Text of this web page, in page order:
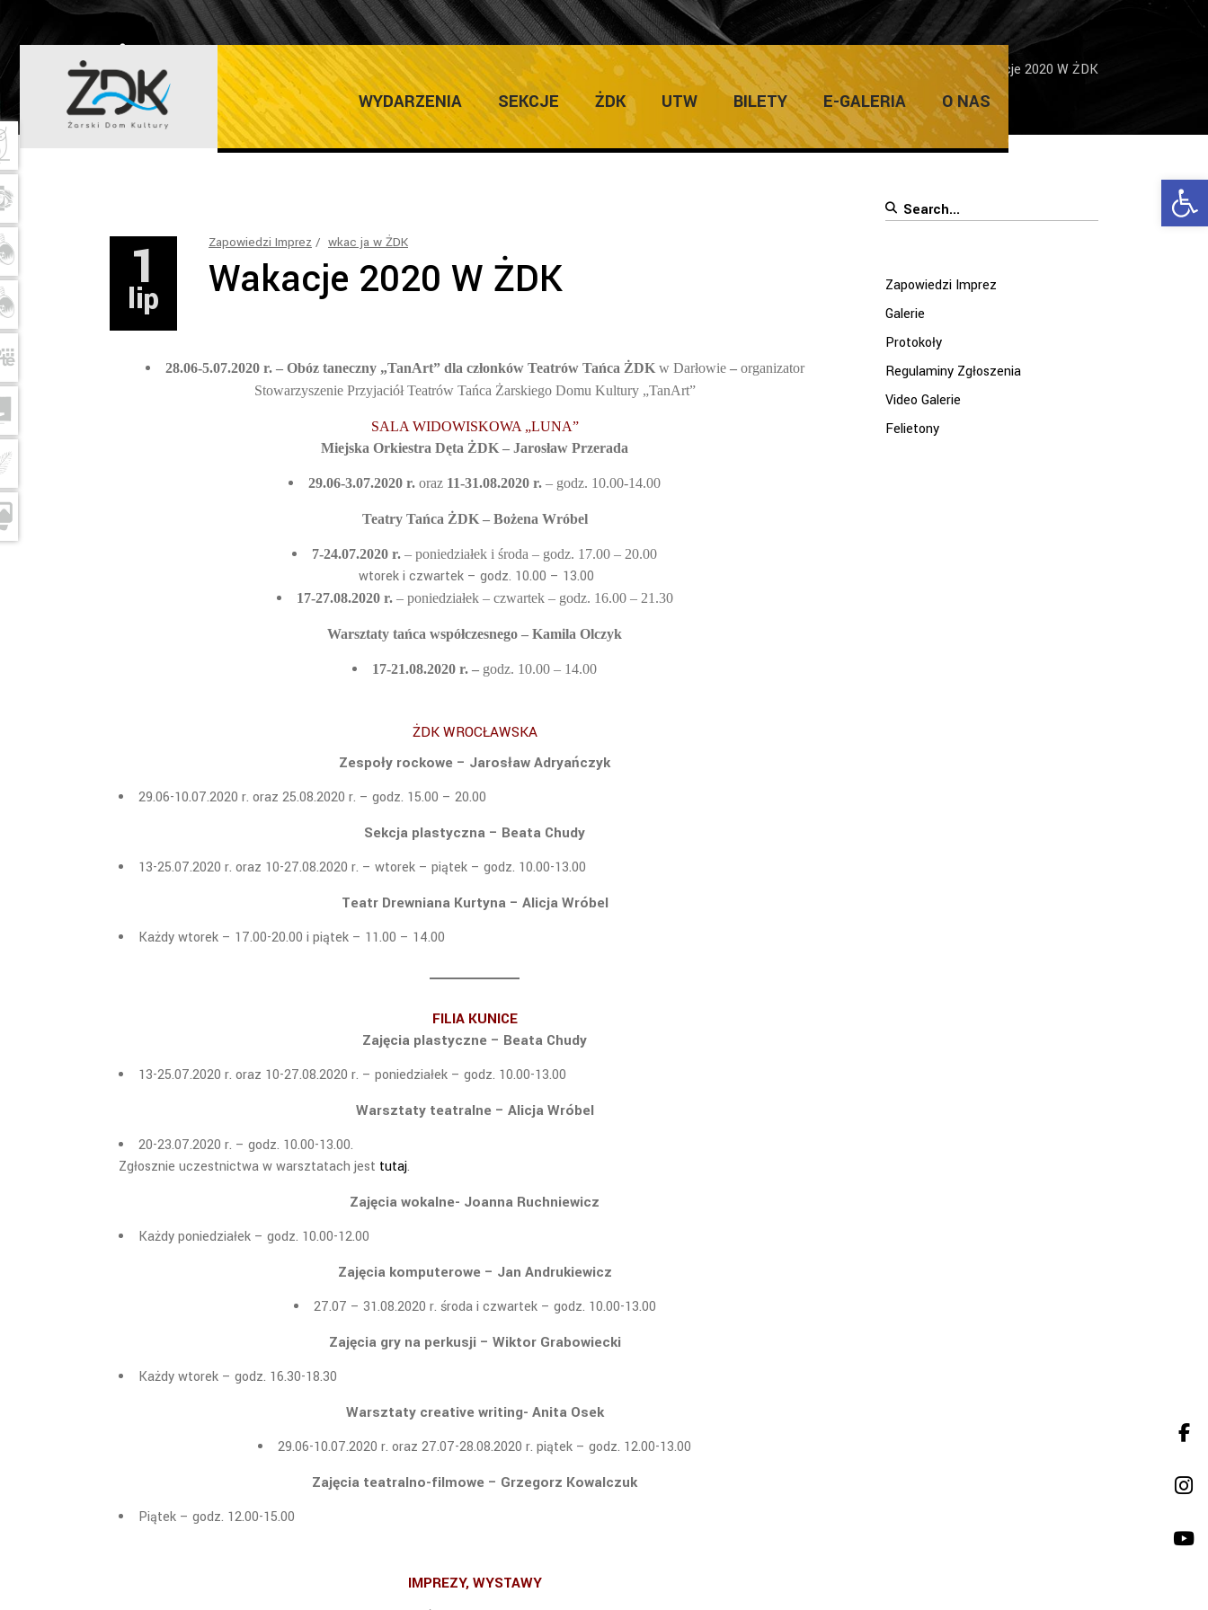
WYDARZENIA SEKCJE ŻDK UTW BILETY E-GALERIA O NAS
ŻARSKI DOM KULTURY Home/ Zapowiedzi Imprez/Wakacje 2020 W ŻDK
1
lip
Zapowiedzi Imprez wkac ja w ŻDK
Wakacje 2020 W ŻDK
28.06-5.07.2020 r. – Obóz taneczny „TanArt” dla członków Teatrów Tańca ŻDK w Darłowie – organizator
Stowarzyszenie Przyjaciół Teatrów Tańca Żarskiego Domu Kultury „TanArt”
SALA WIDOWISKOWA „LUNA”
Miejska Orkiestra Dęta ŻDK – Jarosław Przerada
29.06-3.07.2020 r. oraz 11-31.08.2020 r. – godz. 10.00-14.00
Teatry Tańca ŻDK – Bożena Wróbel
7-24.07.2020 r. – poniedziałek i środa – godz. 17.00 – 20.00
wtorek i czwartek – godz. 10.00 – 13.00
17-27.08.2020 r.– poniedziałek – czwartek – godz. 16.00 – 21.30
Warsztaty tańca współczesnego – Kamila Olczyk
17-21.08.2020 r. – godz. 10.00 – 14.00
ŻDK WROCŁAWSKA
Zespoły rockowe – Jarosław Adryańczyk
29.06-10.07.2020 r. oraz 25.08.2020 r. – godz. 15.00 – 20.00
Sekcja plastyczna – Beata Chudy
13-25.07.2020 r. oraz 10-27.08.2020 r. – wtorek – piątek – godz. 10.00-13.00
Teatr Drewniana Kurtyna – Alicja Wróbel
Każdy wtorek – 17.00-20.00 i piątek – 11.00 – 14.00
FILIA KUNICE
Zajęcia plastyczne – Beata Chudy
13-25.07.2020 r. oraz 10-27.08.2020 r. – poniedziałek – godz. 10.00-13.00
Warsztaty teatralne – Alicja Wróbel
20-23.07.2020 r. – godz. 10.00-13.00.
Zgłosznie uczestnictwa w warsztatach jest tutaj.
Zajęcia wokalne- Joanna Ruchniewicz
Każdy poniedziałek – godz. 10.00-12.00
Zajęcia komputerowe – Jan Andrukiewicz
27.07 – 31.08.2020 r. środa i czwartek – godz. 10.00-13.00
Zajęcia gry na perkusji – Wiktor Grabowiecki
Każdy wtorek – godz. 16.30-18.30
Warsztaty creative writing- Anita Osek
29.06-10.07.2020 r. oraz 27.07-28.08.2020 r. piątek – godz. 12.00-13.00
Zajęcia teatralno-filmowe – Grzegorz Kowalczuk
Piątek – godz. 12.00-15.00
IMPREZY, WYSTAWY
Search
Zapowiedzi Imprez
Galerie
Protokoły
Regulaminy Zgłoszenia
Video Galerie
Felietony